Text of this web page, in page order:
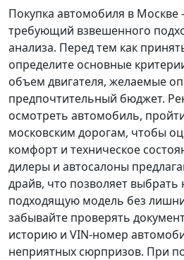
Покупка автомобиля в
требующий взвешенного
анализа. Перед тем как
определите основные
объем двигателя, желаемые
предпочтительный бюджет.
осмотреть автомобиль,
московским дорогам, чтобы
комфорт и техническое
дилеры и автосалоны
драйв, что позволяет выбрать
подходящую модель без
забывайте проверять
историю и VIN-номер
неприятных сюрпризов. При